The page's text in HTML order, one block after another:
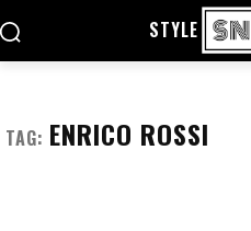
STYLE
TAG: ENRICO ROSSI